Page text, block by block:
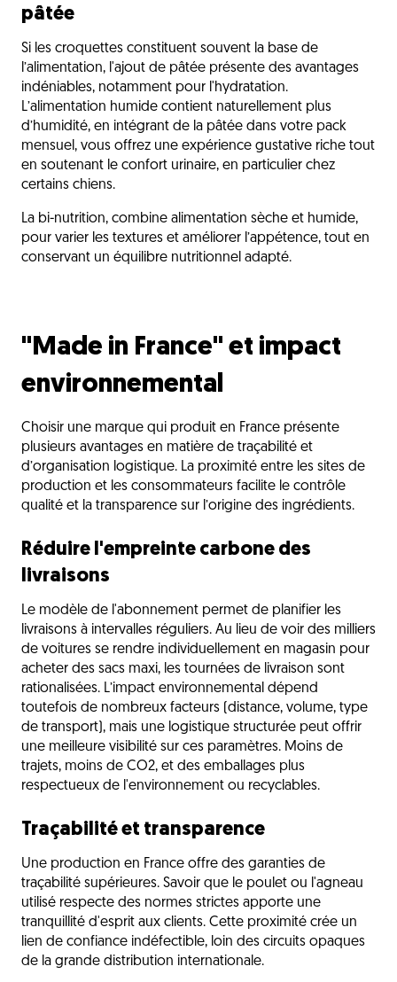
pâtée
Si les croquettes constituent souvent la base de
l’alimentation, l'ajout de pâtée présente des avantages
indéniables, notamment pour l'hydratation.
L’alimentation humide contient naturellement plus
d’humidité, en intégrant de la pâtée dans votre pack
mensuel, vous offrez une expérience gustative riche tout
en soutenant le confort urinaire, en particulier chez
certains chiens.
La bi-nutrition, combine alimentation sèche et humide,
pour varier les textures et améliorer l’appétence, tout en
conservant un équilibre nutritionnel adapté.
"Made in France" et impact
environnemental
Choisir une marque qui produit en France présente
plusieurs avantages en matière de traçabilité et
d’organisation logistique. La proximité entre les sites de
production et les consommateurs facilite le contrôle
qualité et la transparence sur l’origine des ingrédients.
Réduire l'empreinte carbone des
livraisons
Le modèle de l'abonnement permet de planifier les
livraisons à intervalles réguliers. Au lieu de voir des milliers
de voitures se rendre individuellement en magasin pour
acheter des sacs maxi, les tournées de livraison sont
rationalisées. L’impact environnemental dépend
toutefois de nombreux facteurs (distance, volume, type
de transport), mais une logistique structurée peut offrir
une meilleure visibilité sur ces paramètres. Moins de
trajets, moins de CO2, et des emballages plus
respectueux de l'environnement ou recyclables.
Traçabilité et transparence
Une production en France offre des garanties de
traçabilité supérieures. Savoir que le poulet ou l'agneau
utilisé respecte des normes strictes apporte une
tranquillité d'esprit aux clients. Cette proximité crée un
lien de confiance indéfectible, loin des circuits opaques
de la grande distribution internationale.